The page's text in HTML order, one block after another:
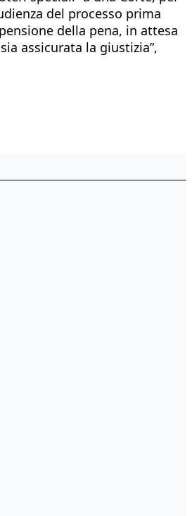
del processo prima
della pena, in attesa
assicurata la giustizia”,